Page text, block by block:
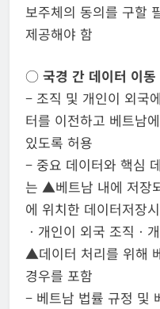
보주체의 동의를 구할
제공해야 함
○ 국경 간 데이터 이동
– 조직 및 개인이 외국
터를 이전하고 베트남
있도록 허용
– 중요 데이터와 핵심
는 ▲베트남 내에 저장
에 위치한 데이터저장
ㆍ개인이 외국 조직ㆍ
▲데이터 처리를 위해
경우를 포함
– 베트남 법률 규정 및